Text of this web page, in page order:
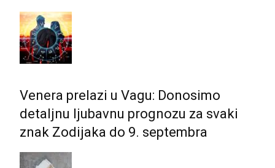
Venera prelazi u Vagu: Donosimo
detaljnu ljubavnu prognozu za svaki
znak Zodijaka do 9. septembra